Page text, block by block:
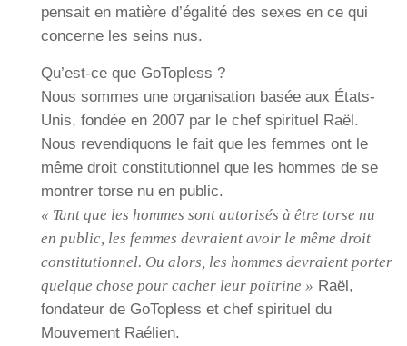
pensait en matière d’égalité des sexes en ce qui
concerne les seins nus.
Qu’est-ce que GoTopless ?
Nous sommes une organisation basée aux États-
Unis, fondée en 2007 par le chef spirituel Raël.
Nous revendiquons le fait que les femmes ont le
même droit constitutionnel que les hommes de se
montrer torse nu en public.
« Tant que les hommes sont autorisés à être torse nu
en public, les femmes devraient avoir le même droit
constitutionnel. Ou alors, les hommes devraient porter
quelque chose pour cacher leur poitrine » Raël,
fondateur de GoTopless et chef spirituel du
Mouvement Raélien.